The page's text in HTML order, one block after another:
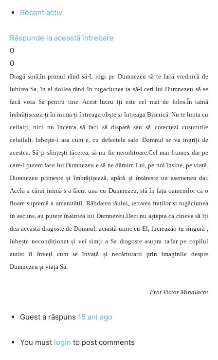
Recent activ
Răspunde la această întrebare
0
0
Dragă soră,în primul rând să-L rogi pe Dumnezeu să te facă vrednică de
iubirea Sa, în al doilea rând în rugaciunea ta să-I ceri lui Dumnezeu să se
facă voia Sa pentru tine. Acest lucru iți este cel mai de folos.În taină
îmbrățișeaza-ți în inima-ți întreaga obște și întreaga Biserică. Nu te lupta cu
ceilalți, nici nu încerca să faci să dispară sau să corectezi cusururile
celuilalt. Iubește-l asa cum e, cu defectele sale. Domnul se va ingriji de
acestea. Să-ți sfințești tăcerea, să nu fie neroditoare.Cel mai frumos dar pe
care-l putem face lui Dumnezeu e să ne dăruim Lui, pe noi înșine, pe viață.
Dumnezeu primește și îmbrățișează, apără și întărește un asemenea dar.
Acela a cărui inimă s-a făcut una cu Dumnezeu, stă în fața oamenilor ca o
floare supremă a umanității. Răbdarea răului, iertarea fraților și rugăciunea
în ascuns, au putere înaintea lui Dumnezeu.Deci nu aștepta ca cineva să îți
dea această dragoste de Domnul, aciastă unire cu El, lucreazăo tu singură ,
iubește necondiționat și vei simți a Sa dragoste asupra ta.Iar pe copilul
autist îl înveți cum se învață și necărturarii prin imaginile despre
Dumnezeu și viața Sa.
Prot Victor Mihalachi
Guest a răspuns 15 ani ago
You must login to post comments